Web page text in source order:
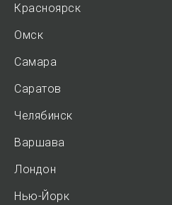
Красноярск
Омск
Самара
Саратов
Челябинск
Варшава
Лондон
Нью-Йорк